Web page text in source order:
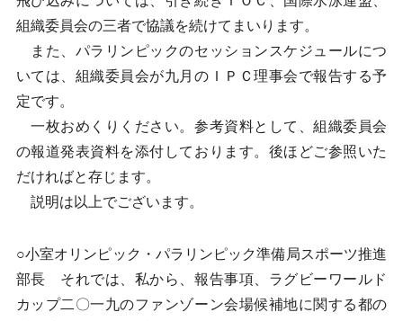
組織委員会の三者で協議を続けてまいります。
また、パラリンピックのセッションスケジュールにつ
いては、組織委員会が九月のＩＰＣ理事会で報告する予
定です。
一枚おめくりください。参考資料として、組織委員会
の報道発表資料を添付しております。後ほどご参照いた
だければと存じます。
説明は以上でございます。
○小室オリンピック・パラリンピック準備局スポーツ推進
部長 それでは、私から、報告事項、ラグビーワールド
カップ二〇一九のファンゾーン会場候補地に関する都の